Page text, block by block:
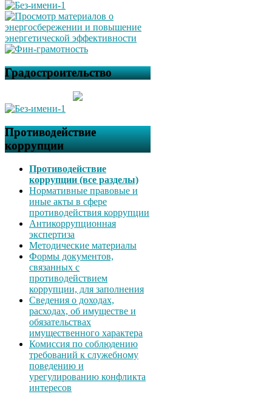
Градостроительство
Противодействие
коррупции
Противодействие
коррупции (все разделы)
Нормативные правовые и
иные акты в сфере
противодействия коррупции
Антикоррупционная
экспертиза
Методические материалы
Формы документов,
связанных с
противодействием
коррупции, для заполнения
Сведения о доходах,
расходах, об имуществе и
обязательствах
имущественного характера
Комиссия по соблюдению
требований к служебному
поведению и
урегулированию конфликта
интересов